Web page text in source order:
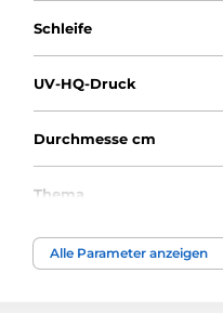
Schleife
UV-HQ-Druck
Durchmesse cm
Thema
Auszeichnungstyp
Alle Parameter anzeigen